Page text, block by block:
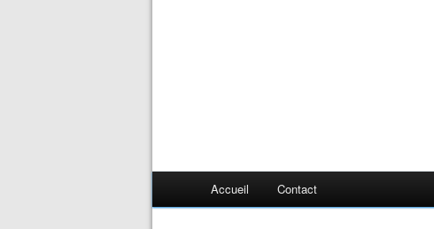
Accueil Contact